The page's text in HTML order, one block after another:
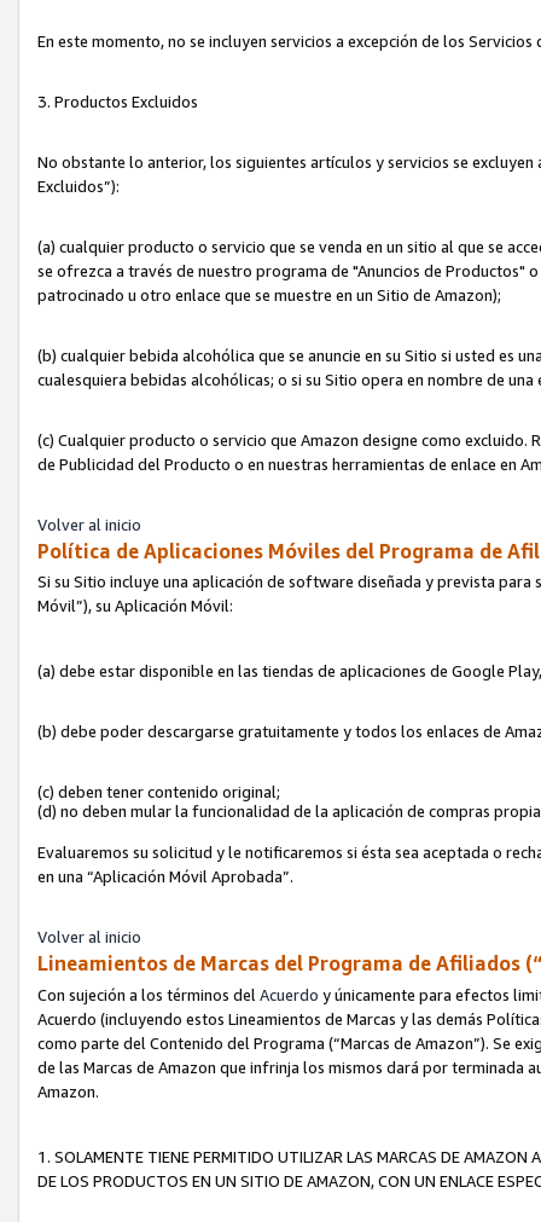
En este momento, no se incluyen servicios a excepción de los
3. Productos Excluidos
No obstante lo anterior, los siguientes artículos y servicios se
Excluidos”):
(a) cualquier producto o servicio que se venda en un sitio al que se
se ofrezca a través de nuestro programa de "Anuncios de Productos"
patrocinado u otro enlace que se muestre en un Sitio de Amazon);
(b) cualquier bebida alcohólica que se anuncie en su Sitio si usted es
cualesquiera bebidas alcohólicas; o si su Sitio opera en nombre de
(c) Cualquier producto o servicio que Amazon designe como excluido.
de Publicidad del Producto o en nuestras herramientas de enlace en
Volver al inicio
Política de Aplicaciones Móviles del Programa de
Si su Sitio incluye una aplicación de software diseñada y prevista
Móvil”), su Aplicación Móvil:
(a) debe estar disponible en las tiendas de aplicaciones de Google
(b) debe poder descargarse gratuitamente y todos los enlaces de
(c) deben tener contenido original;
(d) no deben mular la funcionalidad de la aplicación de compras
Evaluaremos su solicitud y le notificaremos si ésta sea aceptada o
en una “Aplicación Móvil Aprobada”.
Volver al inicio
Lineamientos de Marcas del Programa de Afiliados
Con sujeción a los términos del Acuerdo y únicamente para efectos
Acuerdo (incluyendo estos Lineamientos de Marcas y las demás
como parte del Contenido del Programa (“Marcas de Amazon”). Se
de las Marcas de Amazon que infrinja los mismos dará por terminada
Amazon.
1. SOLAMENTE TIENE PERMITIDO UTILIZAR LAS MARCAS DE
DE LOS PRODUCTOS EN UN SITIO DE AMAZON, CON UN ENLACE